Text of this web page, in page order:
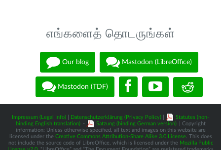
எங்களைத் தொடருங்கள்
Our blog Mastodon (LibreOffice)
Mastodon (TDF)
Impressum (Legal Info) Datenschutzerklärung (Privacy Policy)
Statutes (non-
binding English translation) - Satzung (binding German version)
| Copyright
information: Unless otherwise specified, all text and images on this website are
licensed under the Creative Commons Attribution-Share Alike 3.0 License. This does
not include the source code of LibreOffice, which is licensed under the Mozilla Public